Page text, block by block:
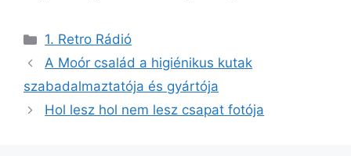
Kategória
1. Retro Rádió
A Moór család a higiénikus kutak
szabadalmaztatója és gyártója
Hol lesz hol nem lesz csapat fotója